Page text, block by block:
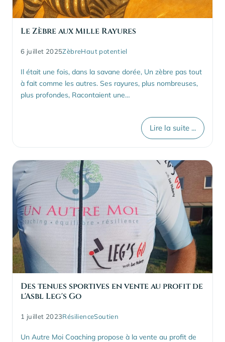
Le Zèbre aux Mille Rayures
6 juillet 2025ZèbreHaut potentiel
Il était une fois, dans la savane dorée, Un zèbre pas tout
à fait comme les autres. Ses rayures, plus nombreuses,
plus profondes, Racontaient une…
Lire la suite ...
Des tenues sportives en vente au profit de
l'Asbl Leg's Go
1 juillet 2023RésilienceSoutien
Un Autre Moi Coaching propose à la vente au profit de